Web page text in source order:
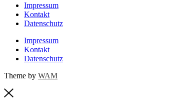
Impressum
Kontakt
Datenschutz
Impressum
Kontakt
Datenschutz
Theme by WAM